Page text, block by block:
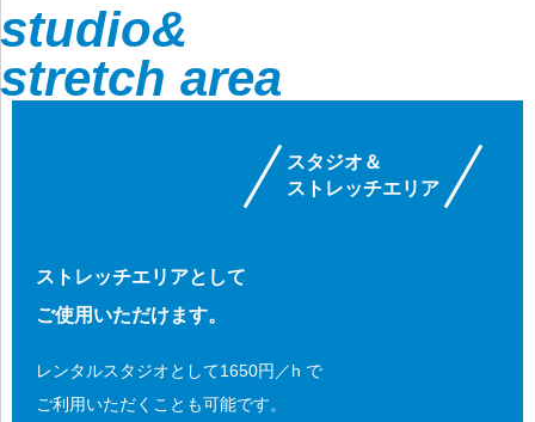
studio&
stretch area
スタジオ＆
ストレッチエリア
ストレッチエリアとして
ご使用いただけます。
レンタルスタジオとして1650円／h で
ご利用いただくことも可能です。